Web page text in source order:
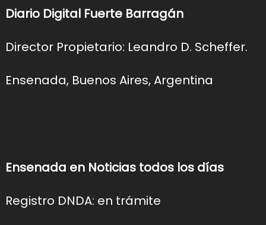
Diario Digital Fuerte Barragán
Director Propietario: Leandro D. Scheffer.
Ensenada, Buenos Aires, Argentina
Ensenada en Noticias todos los días
Registro DNDA: en trámite